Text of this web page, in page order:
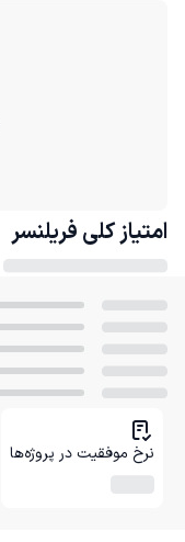
امتیاز کلی فریلنسر
نرخ موفقیت در پروژه‌ها